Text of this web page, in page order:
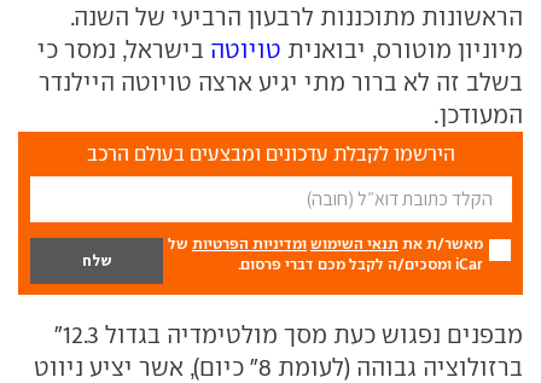
הראשונות מתוכננות לרבעון הרביעי של השנה.
מיוניון מוטורס, יבואנית טויוטה בישראל, נמסר כי
בשלב זה לא ברור מתי יגיע ארצה טויוטה היילנדר
המעודכן.
הירשמו לקבלת עדכונים ומבצעים בעולם הרכב
מאשר/ת את תנאי השימוש ומדיניות הפרטיות של
iCar ומסכים/ה לקבל מכם דברי פרסום.
מבפנים נפגוש כעת מסך מולטימדיה בגדול 12.3"
ברזולוציה גבוהה (לעומת 8" כיום), אשר יציע ניווט